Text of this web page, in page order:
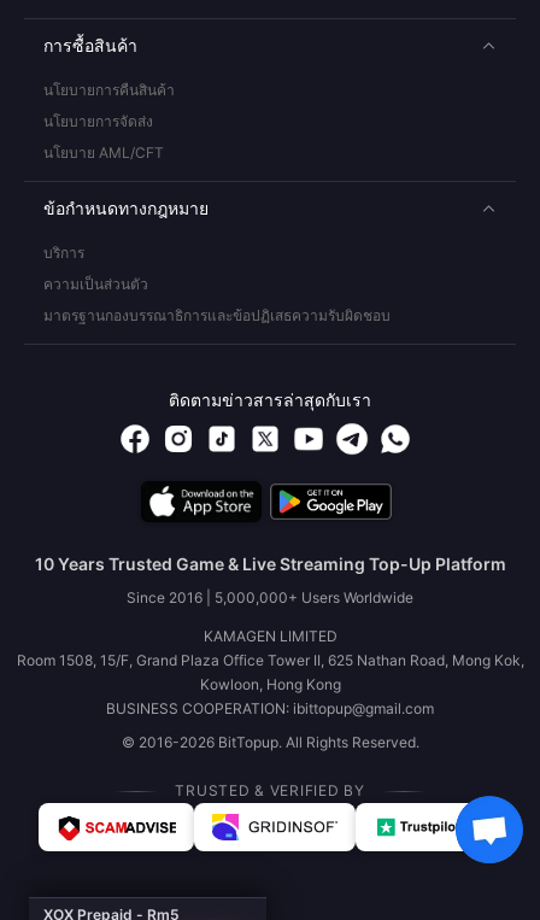
XOX Prepaid - Rm5
การซื้อสินค้า
นโยบายการคืนสินค้า
นโยบายการจัดส่ง
นโยบาย AML/CFT
ข้อกำหนดทางกฎหมาย
บริการ
ความเป็นส่วนตัว
มาตรฐานกองบรรณาธิการและข้อปฏิเสธความรับผิดชอบ
ติดตามข่าวสารล่าสุดกับเรา
10 Years Trusted Game & Live Streaming Top-Up Platform
Since 2016 | 5,000,000+ Users Worldwide
KAMAGEN LIMITED
Room 1508, 15/F, Grand Plaza Office Tower II, 625 Nathan Road, Mong Kok,
Kowloon, Hong Kong
BUSINESS COOPERATION: ibittopup@gmail.com
© 2016-2026 BitTopup. All Rights Reserved.
TRUSTED & VERIFIED BY